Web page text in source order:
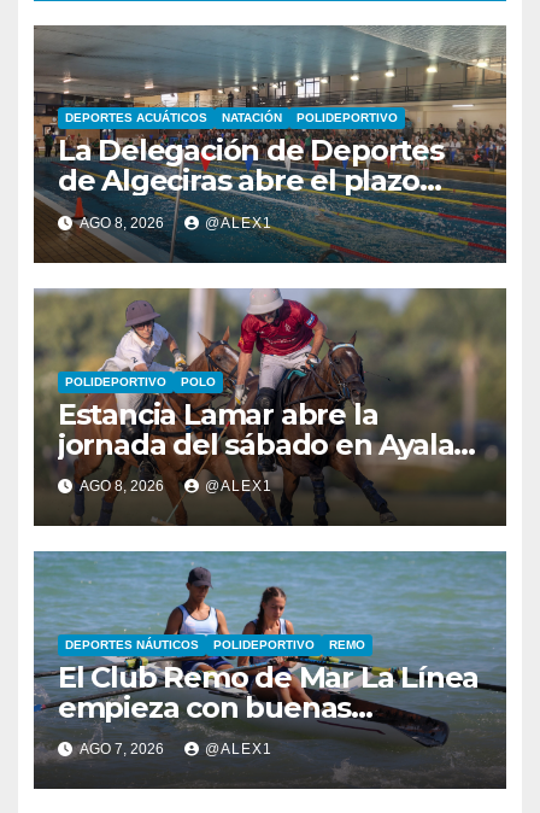
DEPORTES ACUÁTICOS NATACIÓN POLIDEPORTIVO
La Delegación de Deportes
de Algeciras abre el plazo
para los cursos municipales
de natación para todas las
edades
AGO 8, 2026 @ALEX1
POLIDEPORTIVO POLO
Estancia Lamar abre la
jornada del sábado en Ayala
Polo Club con una remontada
y apurada victoria sobre
Savoir PT
AGO 8, 2026 @ALEX1
DEPORTES NÁUTICOS POLIDEPORTIVO REMO
El Club Remo de Mar La Línea
empieza con buenas
sensaciones el Campeonato
de España de Beach Sprint
AGO 7, 2026 @ALEX1